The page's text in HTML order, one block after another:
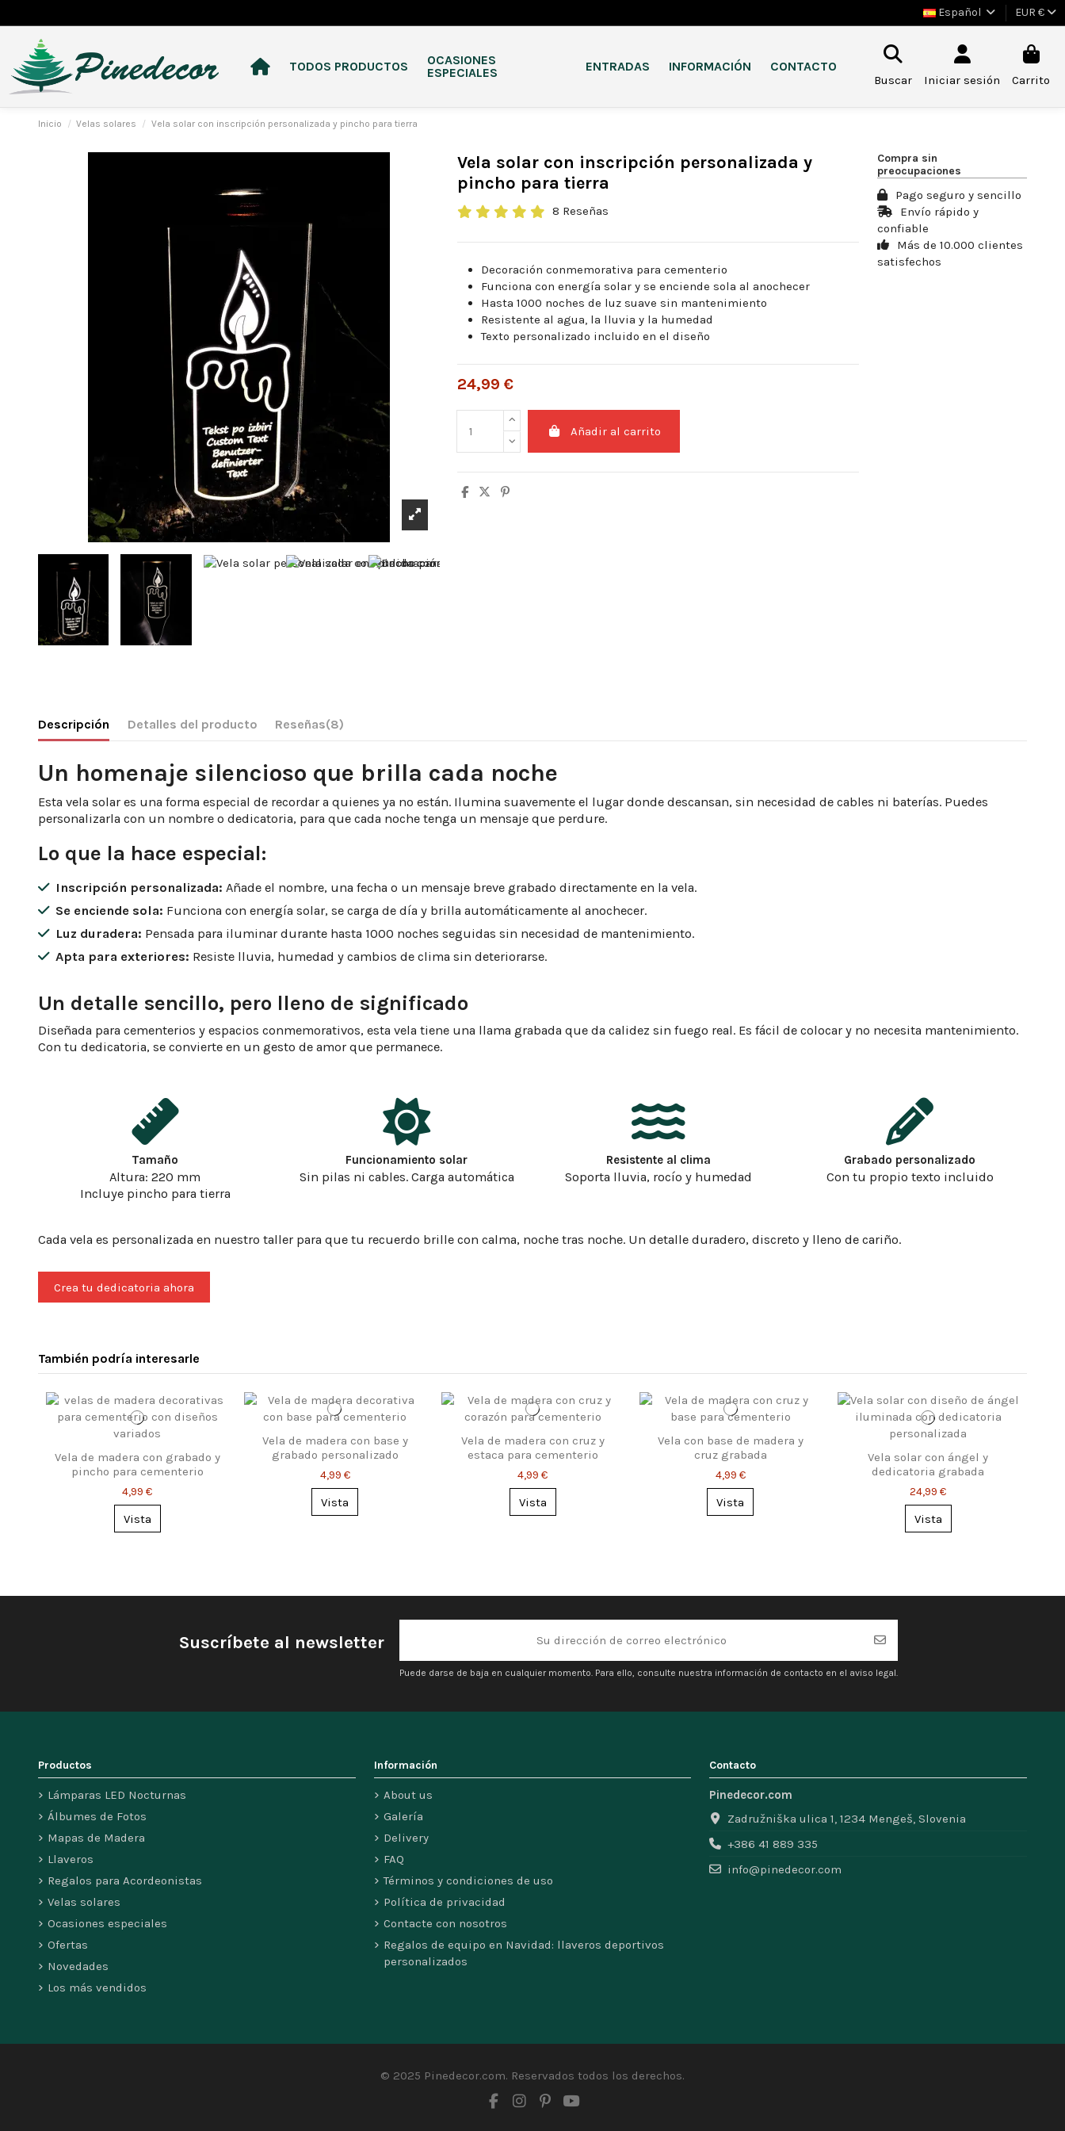
Español EUR €
TODOS PRODUCTOS
OCASIONES
ESPECIALES
ENTRADAS INFORMACIÓN CONTACTO
Buscar Iniciar sesión Carrito
Inicio Velas solares Vela solar con inscripción personalizada y pincho para tierra
Vela solar con inscripción personalizada y
pincho para tierra
8 Reseñas
Decoración conmemorativa para cementerio
Funciona con energía solar y se enciende sola al anochecer
Hasta 1000 noches de luz suave sin mantenimiento
Resistente al agua, la lluvia y la humedad
Texto personalizado incluido en el diseño
24,99 €
Añadir al carrito
Compra sin
preocupaciones
Pago seguro y sencillo
Envío rápido y
confiable
Más de 10.000 clientes
satisfechos
Descripción Detalles del producto Reseñas(8)
Un homenaje silencioso que brilla cada noche
Esta vela solar es una forma especial de recordar a quienes ya no están. Ilumina suavemente el lugar donde descansan, sin necesidad de cables ni baterías. Puedes
personalizarla con un nombre o dedicatoria, para que cada noche tenga un mensaje que perdure.
Lo que la hace especial:
Inscripción personalizada: Añade el nombre, una fecha o un mensaje breve grabado directamente en la vela.
Se enciende sola: Funciona con energía solar, se carga de día y brilla automáticamente al anochecer.
Luz duradera: Pensada para iluminar durante hasta 1000 noches seguidas sin necesidad de mantenimiento.
Apta para exteriores: Resiste lluvia, humedad y cambios de clima sin deteriorarse.
Un detalle sencillo, pero lleno de significado
Diseñada para cementerios y espacios conmemorativos, esta vela tiene una llama grabada que da calidez sin fuego real. Es fácil de colocar y no necesita mantenimiento.
Con tu dedicatoria, se convierte en un gesto de amor que permanece.
Tamaño
Altura: 220 mm
Incluye pincho para tierra
Funcionamiento solar
Sin pilas ni cables. Carga automática
Resistente al clima
Soporta lluvia, rocío y humedad
Grabado personalizado
Con tu propio texto incluido
Cada vela es personalizada en nuestro taller para que tu recuerdo brille con calma, noche tras noche. Un detalle duradero, discreto y lleno de cariño.
Crea tu dedicatoria ahora
También podría interesarle
Vela de madera con grabado y
pincho para cementerio
4,99 €
Vista
Vela de madera con base y
grabado personalizado
4,99 €
Vista
Vela de madera con cruz y
estaca para cementerio
4,99 €
Vista
Vela con base de madera y
cruz grabada
4,99 €
Vista
Vela solar con ángel y
dedicatoria grabada
24,99 €
Vista
Suscríbete al newsletter
Puede darse de baja en cualquier momento. Para ello, consulte nuestra información de contacto en el aviso legal.
Productos
Lámparas LED Nocturnas
Álbumes de Fotos
Mapas de Madera
Llaveros
Regalos para Acordeonistas
Velas solares
Ocasiones especiales
Ofertas
Novedades
Los más vendidos
Información
About us
Galería
Delivery
FAQ
Términos y condiciones de uso
Política de privacidad
Contacte con nosotros
Regalos de equipo en Navidad: llaveros deportivos
personalizados
Contacto
Pinedecor.com
Zadružniška ulica 1, 1234 Mengeš, Slovenia
+386 41 889 335
info@pinedecor.com
© 2025 Pinedecor.com. Reservados todos los derechos.